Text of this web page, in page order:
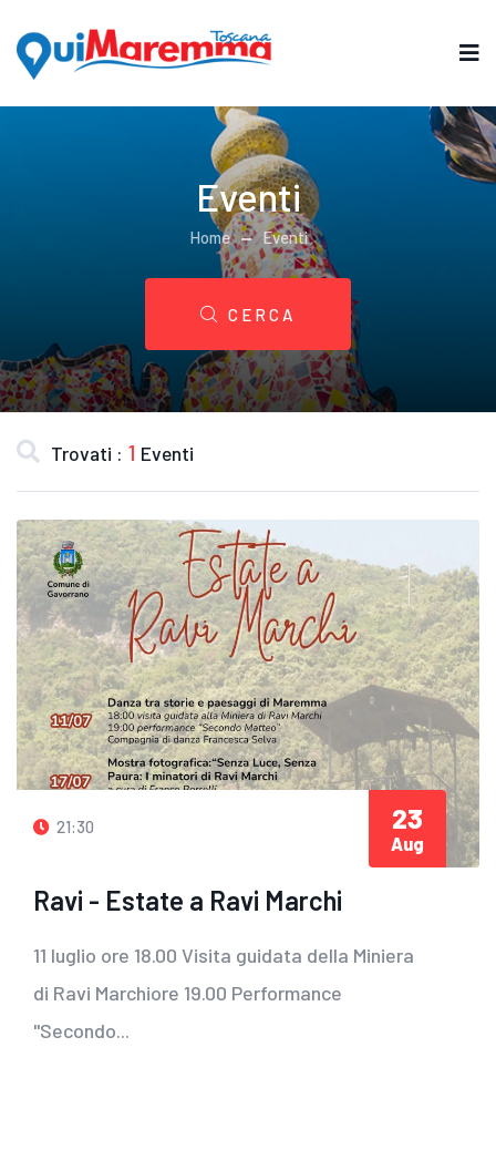
Eventi
Home Eventi
CERCA
Trovati : 1 Eventi
21:30
Ravi - Estate a Ravi Marchi
11 luglio ore 18.00 Visita guidata della Miniera
di Ravi Marchiore 19.00 Performance
"Secondo...
23
Aug